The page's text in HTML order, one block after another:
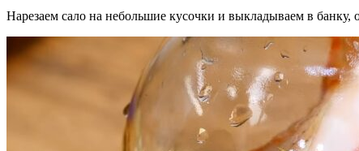
Нарезаем сало на небольшие кусочки и выкладываем в